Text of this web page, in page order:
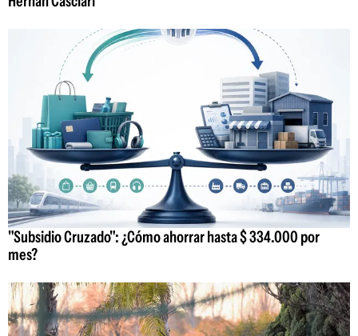
"Subsidio Cruzado": ¿Cómo ahorrar hasta $ 334.000 por
mes?